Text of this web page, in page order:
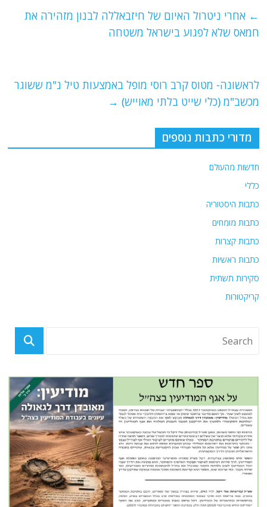
s
A
g
ra
l
er
e
b
k
← אחרי ניטרול האיום של חיזבאללה לבנון מזהירה את
חמאס שלא לפגוע בישראל משטחה
לראשונה- מטוס קרב רוסי מופל באמצעות טיל נ"מ ששוגר
מכשב"מ (כלי שייט בלתי מאוייש) →
מדורי כתבות נוספים
חדשות מהעולם
כללי
כתבות היסטוריה
כתבות מומחים
כתבות קצרות
כתבות ראשיות
סקירות תשתית
קריקטורות